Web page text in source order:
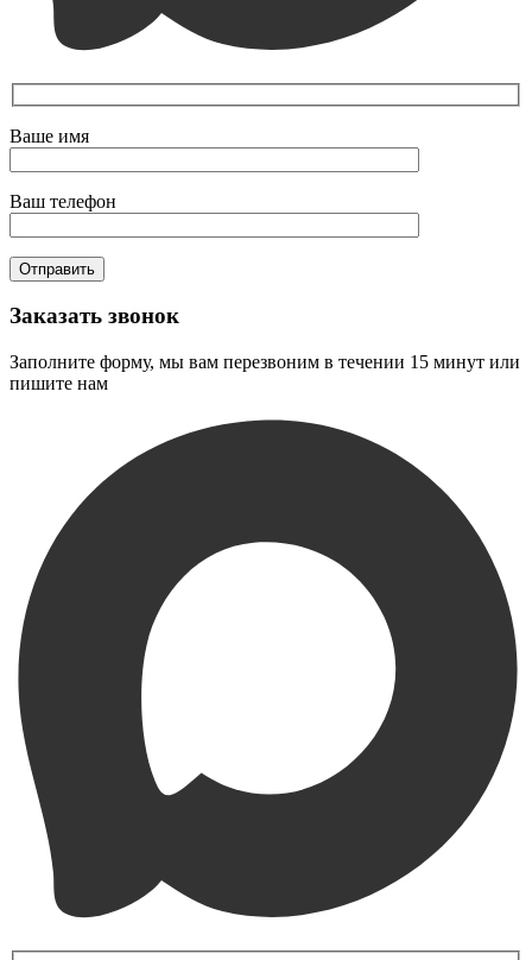
Ваше имя
Ваш телефон
Заказать звонок
Заполните форму, мы вам перезвоним в течении 15 минут или
пишите нам